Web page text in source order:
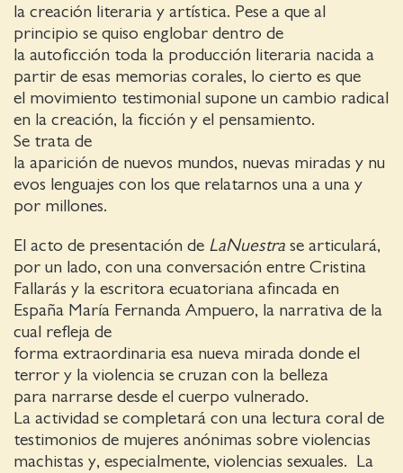
la creación literaria y artística. Pese a que al
principio se quiso englobar dentro de
la autoficción toda la producción literaria nacida a
partir de esas memorias corales, lo cierto es que
el movimiento testimonial supone un cambio radical
en la creación, la ficción y el pensamiento.
Se trata de
la aparición de nuevos mundos, nuevas miradas y nu
evos lenguajes con los que relatarnos una a una y
por millones.
El acto de presentación de LaNuestra se articulará,
por un lado, con una conversación entre Cristina
Fallarás y la escritora ecuatoriana afincada en
España María Fernanda Ampuero, la narrativa de la
cual refleja de
forma extraordinaria esa nueva mirada donde el
terror y la violencia se cruzan con la belleza
para narrarse desde el cuerpo vulnerado.
La actividad se completará con una lectura coral de
testimonios de mujeres anónimas sobre violencias
machistas y, especialmente, violencias sexuales. La